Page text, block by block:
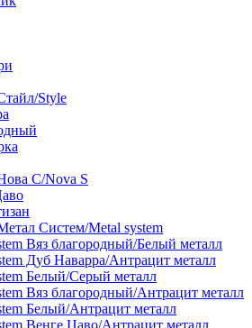
Style
С/Nova S
Систем/Metal system
Вяз благородный/Белый металл
Дуб Наварра/Антрацит металл
Белый/Серый металл
Вяз благородный/Антрацит металл
Белый/Антрацит металл
Венге Цаво/Антрацит металл